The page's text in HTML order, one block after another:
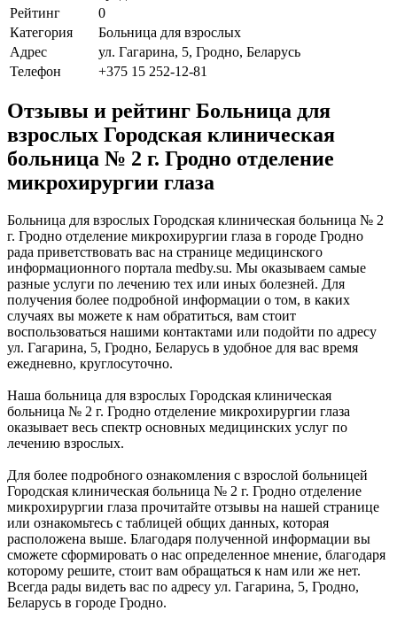
Рейтинг
0
Категория
Больница для взрослых
Адрес
ул. Гагарина, 5, Гродно, Беларусь
Телефон
+375 15 252-12-81
Отзывы и рейтинг Больница для
взрослых Городская клиническая
больница № 2 г. Гродно отделение
микрохирургии глаза
Больница для взрослых Городская клиническая больница № 2
г. Гродно отделение микрохирургии глаза в городе Гродно
рада приветствовать вас на странице медицинского
информационного портала medby.su. Мы оказываем самые
разные услуги по лечению тех или иных болезней. Для
получения более подробной информации о том, в каких
случаях вы можете к нам обратиться, вам стоит
воспользоваться нашими контактами или подойти по адресу
ул. Гагарина, 5, Гродно, Беларусь в удобное для вас время
ежедневно, круглосуточно.
Наша больница для взрослых Городская клиническая
больница № 2 г. Гродно отделение микрохирургии глаза
оказывает весь спектр основных медицинских услуг по
лечению взрослых.
Для более подробного ознакомления с взрослой больницей
Городская клиническая больница № 2 г. Гродно отделение
микрохирургии глаза прочитайте отзывы на нашей странице
или ознакомьтесь с таблицей общих данных, которая
расположена выше. Благодаря полученной информации вы
сможете сформировать о нас определенное мнение, благодаря
которому решите, стоит вам обращаться к нам или же нет.
Всегда рады видеть вас по адресу ул. Гагарина, 5, Гродно,
Беларусь в городе Гродно.